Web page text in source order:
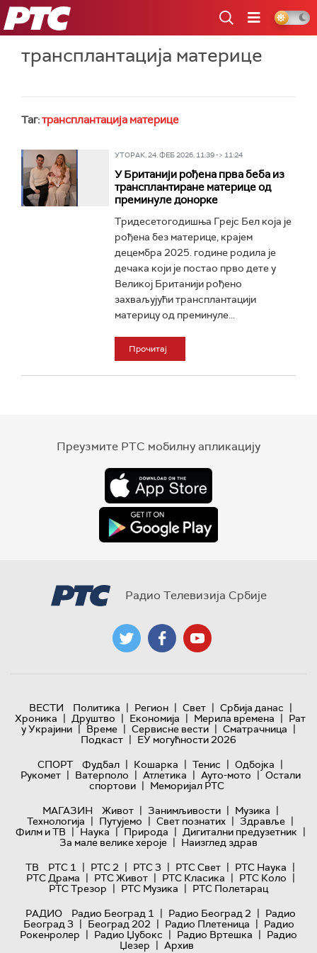
РТС
трансплантација материце
Таг:трансплантација материце
УТОРАК, 24. ФЕБ 2026, 11:39 -> 11:24
У Британији рођена прва беба из
трансплантиране материце од
преминуле донорке
Тридесетогодишња Грејс Бел која је
рођена без материце, крајем
децембра 2025. године родила је
дечака који је постао прво дете у
Великој Британији рођено
захваљујући трансплантацији
материцу од преминуле...
Прочитај
Преузмите РТС мобилну апликацију
Радио Телевизија Србије
ВЕСТИ Политика | Регион | Свет | Србија данас |
Хроника | Друштво | Економија | Мерила времена | Рат
у Украјини | Време | Сервисне вести | Сматрачница |
Подкаст | ЕУ могућности 2026
СПОРТ
Фудбал | Кошарка | Тенис | Одбојка |
Рукомет | Ватерполо | Атлетика | Ауто-мото | Остали
спортови | Меморијал РТС
МАГАЗИН
Живот | Занимљивости | Музика |
Технологијa | Путујемо | Свет познатих | Здравље |
Филм и ТВ | Наука | Природа | Дигитални предузетник |
За мале велике хероје | Наизглед здрав
ТВ
РТС 1 | РТС 2 | РТС 3 | РТС Свет | РТС Наука |
РТС Драма | РТС Живот | РТС Класика | РТС Коло |
РТС Трезор | РТС Музика | РТС Полетарац
РАДИО
Радио Београд 1 | Радио Београд 2 | Радио
Београд 3 | Београд 202 | Радио Плетеница | Радио
Рокенролер | Радио Џубокс | Радио Вртешка | Радио
Џезер | Архив